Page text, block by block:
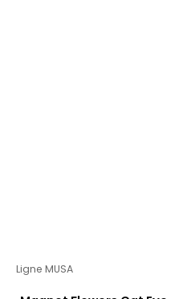
Ligne MUSA